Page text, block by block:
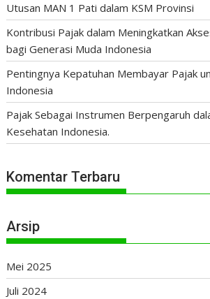
Utusan MAN 1 Pati dalam KSM Provinsi
Kontribusi Pajak dalam Meningkatkan
bagi Generasi Muda Indonesia
Pentingnya Kepatuhan Membayar Pajak
Indonesia
Pajak Sebagai Instrumen Berpengaruh
Kesehatan Indonesia.
Komentar Terbaru
Arsip
Mei 2025
Juli 2024